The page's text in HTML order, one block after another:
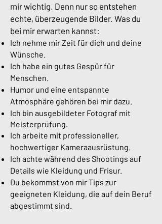
mir wichtig. Denn nur so entstehen
echte, überzeugende Bilder. Was du
bei mir erwarten kannst:
Ich nehme mir Zeit für dich und deine
Wünsche.
Ich habe ein gutes Gespür für
Menschen.
Humor und eine entspannte
Atmosphäre gehören bei mir dazu.
Ich bin ausgebildeter Fotograf mit
Meisterprüfung.
Ich arbeite mit professioneller,
hochwertiger Kameraausrüstung.
Ich achte während des Shootings auf
Details wie Kleidung und Frisur.
Du bekommst von mir Tips zur
geeigneten Kleidung, die auf dein Beruf
abgestimmt sind.